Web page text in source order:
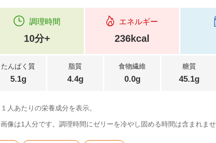
調理時間
10分+
エネルギー
236kcal
たんぱく質
5.1g
脂質
4.4g
食物繊維
0.0g
糖質
45.1g
１人あたりの栄養成分を表示。
画像は1人分です。調理時間にゼリーを冷やし固める時間は含まれませ